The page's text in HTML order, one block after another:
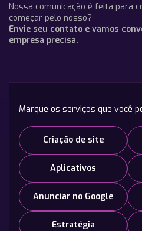
Nossa comunicação é feita para
começar pelo nosso?
Envie seu contato e vamos
empresa precisa.
Marque os serviços que você
Criação de site
Aplicativos
Anunciar no Google
Estratégia